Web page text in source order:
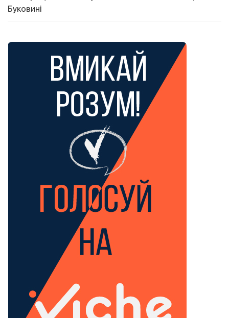
Буковині